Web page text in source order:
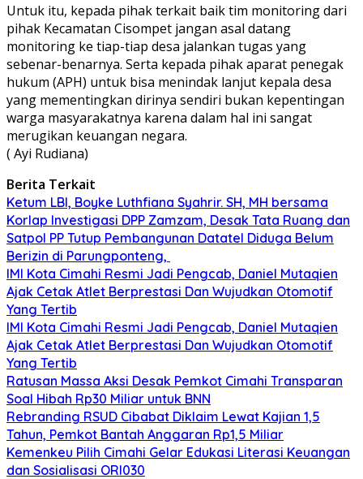
Untuk itu, kepada pihak terkait baik tim monitoring dari
pihak Kecamatan Cisompet jangan asal datang
monitoring ke tiap-tiap desa jalankan tugas yang
sebenar-benarnya. Serta kepada pihak aparat penegak
hukum (APH) untuk bisa menindak lanjut kepala desa
yang mementingkan dirinya sendiri bukan kepentingan
warga masyarakatnya karena dalam hal ini sangat
merugikan keuangan negara.
( Ayi Rudiana)
Berita Terkait
Ketum LBI, Boyke Luthfiana Syahrir. SH, MH bersama
Korlap Investigasi DPP Zamzam, Desak Tata Ruang dan
Satpol PP Tutup Pembangunan Datatel Diduga Belum
Berizin di Parungponteng,
IMI Kota Cimahi Resmi Jadi Pengcab, Daniel Mutaqien
Ajak Cetak Atlet Berprestasi Dan Wujudkan Otomotif
Yang Tertib
IMI Kota Cimahi Resmi Jadi Pengcab, Daniel Mutaqien
Ajak Cetak Atlet Berprestasi Dan Wujudkan Otomotif
Yang Tertib
Ratusan Massa Aksi Desak Pemkot Cimahi Transparan
Soal Hibah Rp30 Miliar untuk BNN
Rebranding RSUD Cibabat Diklaim Lewat Kajian 1,5
Tahun, Pemkot Bantah Anggaran Rp1,5 Miliar
Kemenkeu Pilih Cimahi Gelar Edukasi Literasi Keuangan
dan Sosialisasi ORI030